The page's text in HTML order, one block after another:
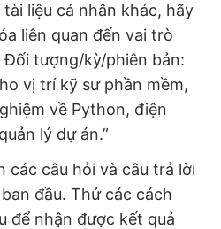
liệu cá nhân khác, hãy
liên quan đến vai trò
Đối tượng/kỳ/phiên bản:
vị trí kỹ sư phần mềm,
về Python, điện
lý dự án.”
các câu hỏi và câu trả lời
đầu. Thử các cách
để nhận được kết quả